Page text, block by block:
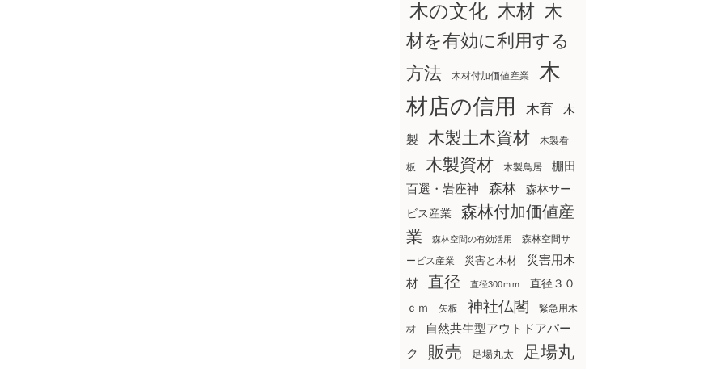
木の文化 木材 木
材を有効に利用する
方法
木材付加価値産業
木
材店の信用
木育 木
製 木製土木資材 木製看
板 木製資材 木製鳥居
棚田
百選・岩座神
森林
森林サー
ビス産業
森林付加価値産
業
森林空間の有効活用
森林空間サ
ービス産業
災害と木材
災害用木
材
直径 直径300ｍｍ
直径３０
ｃｍ
矢板 神社仏閣
緊急用木
材
自然共生型アウトドアパー
ク
販売 足場丸太
足場丸